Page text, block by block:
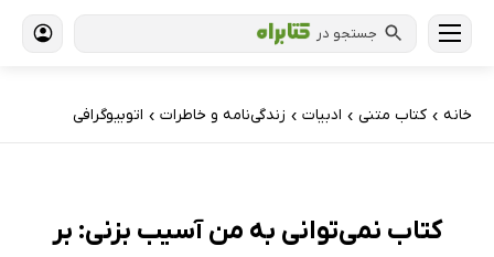
جستجو در
خانه › کتاب‌ متنی › ادبیات › زندگی‌نامه و خاطرات › اتوبیوگرافی
کتاب نمی‌توانی به من آسیب بزنی: بر